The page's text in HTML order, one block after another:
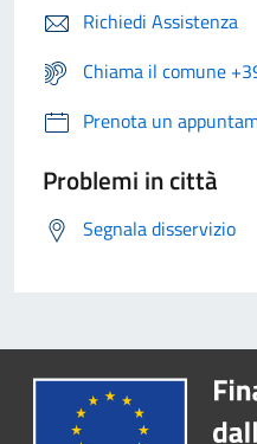
Richiedi Assistenza
Chiama il comune
Prenota un
Problemi in città
Segnala disservizio